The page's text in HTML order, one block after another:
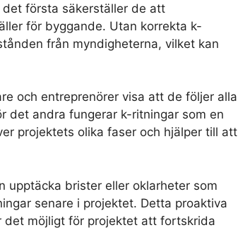
det första säkerställer de att
för byggande. Utan korrekta k-
från myndigheterna, vilket kan
och entreprenörer visa att de följer alla
det andra fungerar k-ritningar som en
projektets olika faser och hjälper till att
upptäcka brister eller oklarheter som
senare i projektet. Detta proaktiva
det möjligt för projektet att fortskrida